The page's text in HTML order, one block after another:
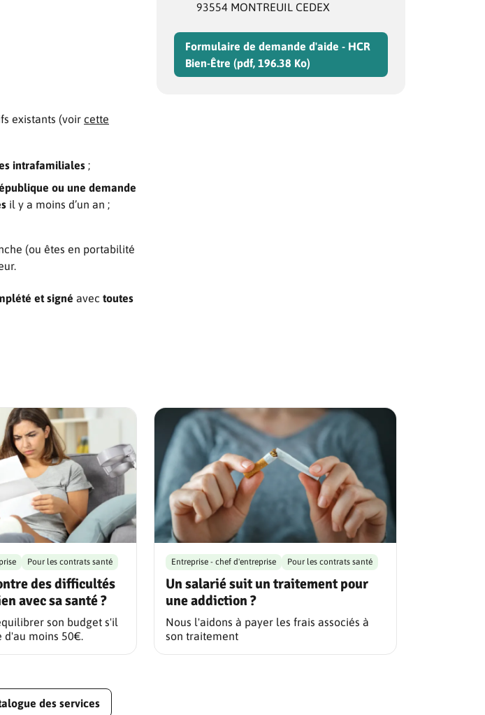
existants (voir cette
intrafamiliales ;
ou une demande
il y a moins d’un an ;
(ou êtes en portabilité
et signé avec toutes
93554 MONTREUIL CEDEX
Formulaire de demande d'aide - HCR
Bien-Être (pdf, 196.38 Ko)
des difficultés
avec sa santé ?
Pour les contrats santé
son budget s'il
d'au moins 50€.
Un salarié suit un traitement pour
une addiction ?
Entreprise - chef d'entreprise Pour les contrats santé
Nous l'aidons à payer les frais associés à
son traitement
des services